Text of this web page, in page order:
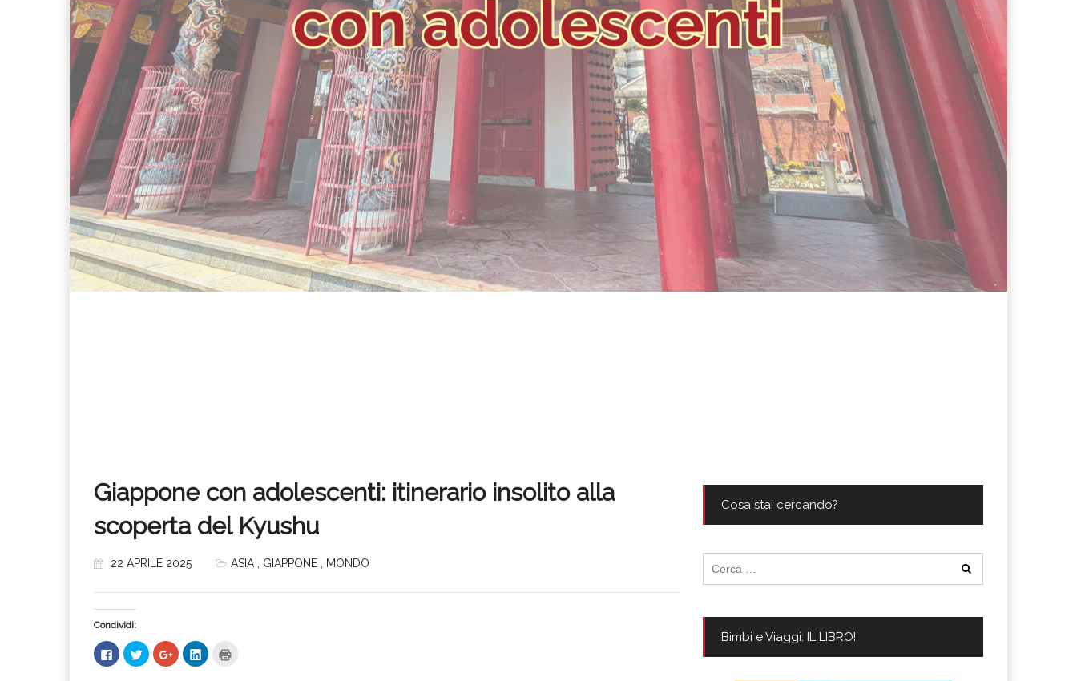
Giappone con adolescenti: itinerario insolito alla
scoperta del Kyushu
22 APRILE 2025 ASIA GIAPPONE MONDO
Condividi:
Fai
clic
Fai
clic
Fai
clic
Fai
clic
Cosa stai cercando?
per:
Bimbi e Viaggi: IL LIBRO!